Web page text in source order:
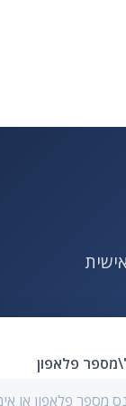
פלאפון